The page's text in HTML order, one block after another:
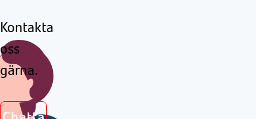
Kontakta
oss
gärna.